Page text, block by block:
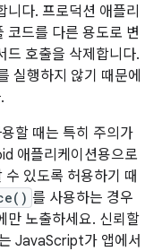
니다. 프로덕션 애플리
코드를 다른 용도로 변
드 호출을 삭제합니다.
실행하지 않기 때문에
할 때는 특히 주의가
애플리케이션용으로
있도록 허용하기 때
를 사용하는 경우
만 노출하세요. 신뢰할
JavaScript가 앱에서